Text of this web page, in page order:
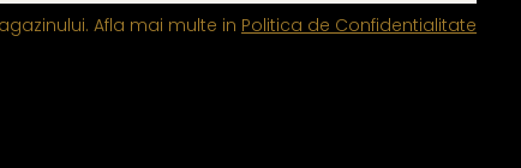
Afla mai multe in Politica de Confidentialitate